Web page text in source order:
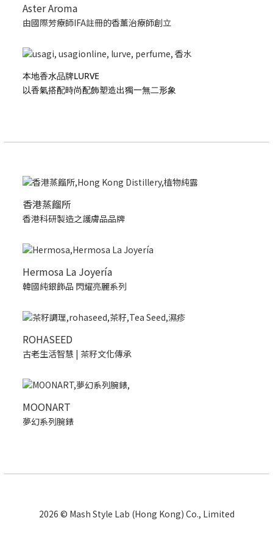
Aster Aroma
由國際芳療師IFA註冊的香薰治療師創立
本地香水品牌LURVE
以香氣搭配時尚配飾塑造出獨一無二形象
香港蒸餾所
香港科研製造之護膚品品牌
Hermosa La Joyería
韓國純銀飾品 閃耀亮麗系列
ROHASEED
古老生活智慧 | 茶籽文化傳承
MOONART
夢幻系列腕錶
2026 © Mash Style Lab (Hong Kong) Co., Limited